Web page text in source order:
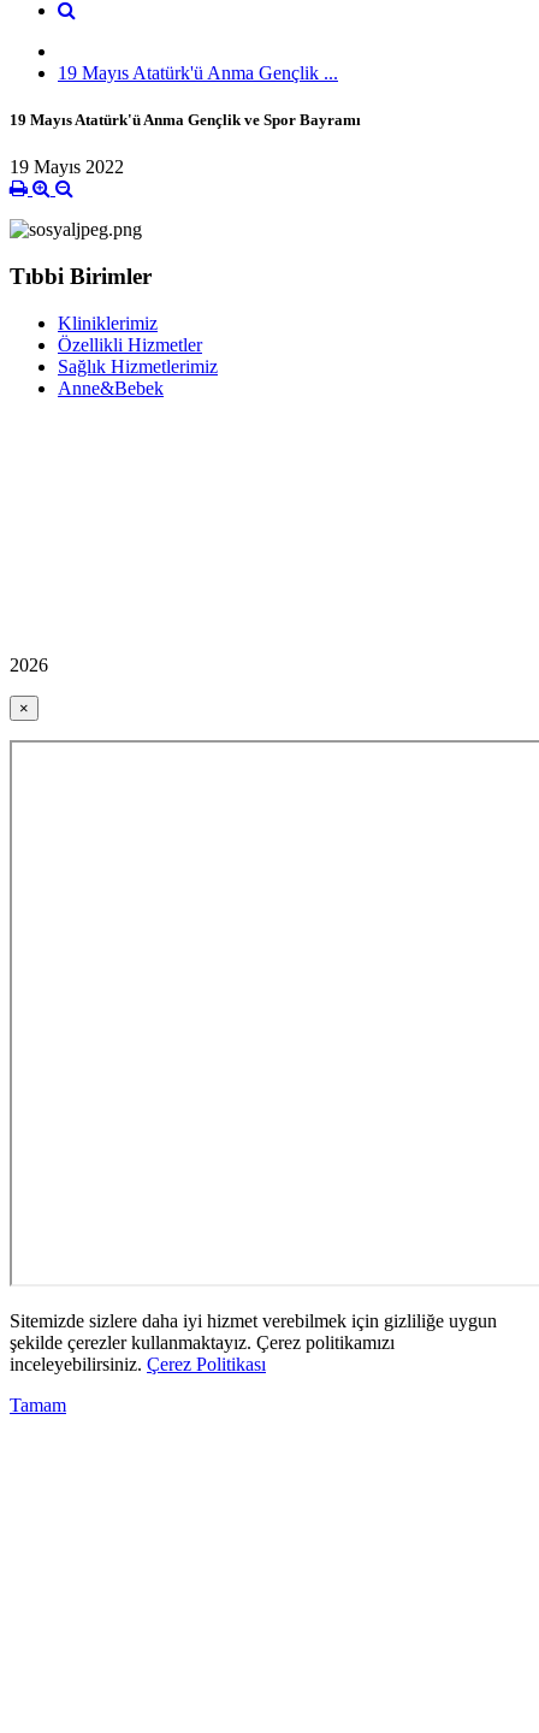
19 Mayıs Atatürk'ü Anma Gençlik ...
19 Mayıs Atatürk'ü Anma Gençlik ve Spor Bayramı
19 Mayıs 2022
Tıbbi Birimler
Kliniklerimiz
Özellikli Hizmetler
Sağlık Hizmetlerimiz
Anne&Bebek
2026
×
Sitemizde sizlere daha iyi hizmet verebilmek için gizliliğe uygun
şekilde çerezler kullanmaktayız. Çerez politikamızı
inceleyebilirsiniz. Çerez Politikası
Tamam